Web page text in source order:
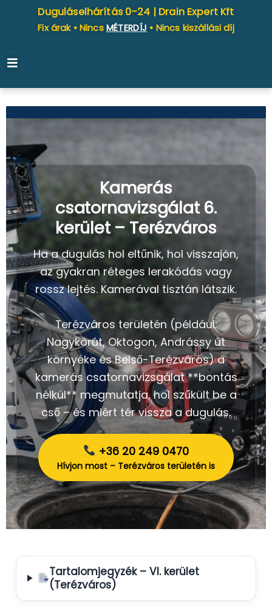
Duguláselhárítás 0–24 | Drain Expert Kft
Fix árak • Nincs MÉTERDÍJ • Nincs kiszállási díj
Kamerás
csatornavizsgálat 6.
kerület – Terézváros
Ha a dugulás hol eltűnik, hol visszajön,
az gyakran réteges lerakódás vagy
rossz lejtés. Kamerával tisztán látszik.
Terézváros területén (például:
Nagykörút, Oktogon, Andrássy út
környéke és Belső-Terézváros) a
kamerás csatornavizsgálat **bontás
nélkül** megmutatja, hol szűkült be a
cső – és miért tér vissza a dugulás.
+36 20 249 0470
Hívjon most – Terézváros területén is
Tartalomjegyzék – VI. kerület
(Terézváros)